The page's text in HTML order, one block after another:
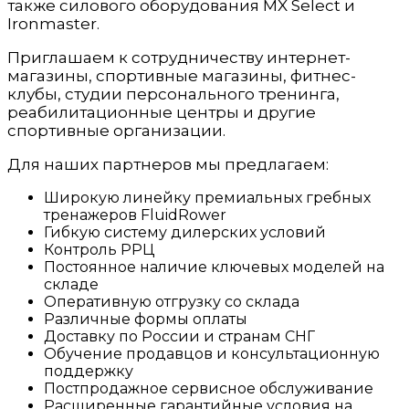
также силового оборудования MX Select и
Ironmaster.
Приглашаем к сотрудничеству интернет-
магазины, спортивные магазины, фитнес-
клубы, студии персонального тренинга,
реабилитационные центры и другие
спортивные организации.
Для наших партнеров мы предлагаем:
Широкую линейку премиальных гребных
тренажеров FluidRower
Гибкую систему дилерских условий
Контроль РРЦ
Постоянное наличие ключевых моделей на
складе
Оперативную отгрузку со склада
Различные формы оплаты
Доставку по России и странам СНГ
Обучение продавцов и консультационную
поддержку
Постпродажное сервисное обслуживание